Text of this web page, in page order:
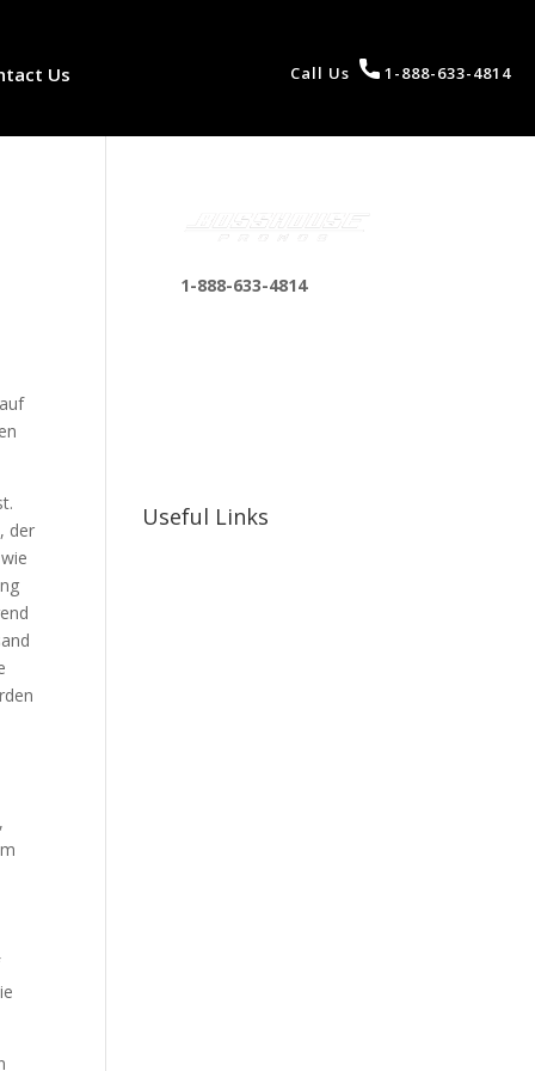
Us Call Us 1-888-633-4814
der
1-888-633-4814
Useful Links